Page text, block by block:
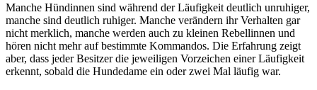
Manche Hündinnen sind während der Läufigkeit deutlich unruhiger,
manche sind deutlich ruhiger. Manche verändern ihr Verhalten gar
nicht merklich, manche werden auch zu kleinen Rebellinnen und
hören nicht mehr auf bestimmte Kommandos. Die Erfahrung zeigt
aber, dass jeder Besitzer die jeweiligen Vorzeichen einer Läufigkeit
erkennt, sobald die Hundedame ein oder zwei Mal läufig war.